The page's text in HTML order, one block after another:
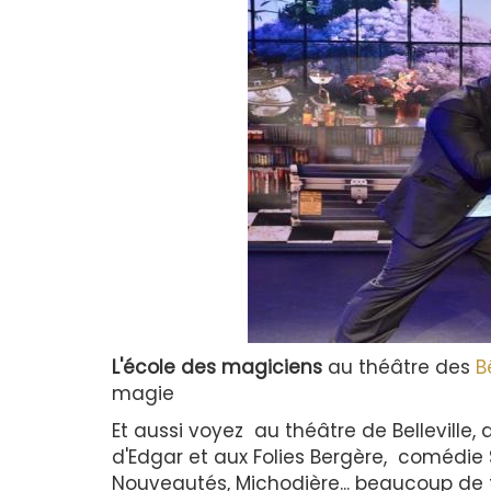
L'école des magiciens au théâtre des
magie
Et aussi voyez au théâtre de
d'Edgar et aux Folies Bergère,
Nouveautés, Michodière... beaucoup